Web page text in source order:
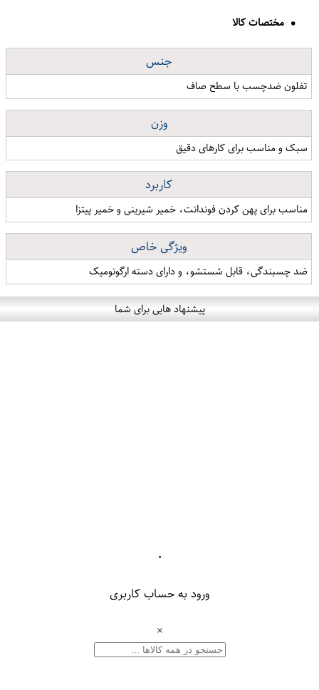
مختصات کالا
جنس
تفلون ضدچسب با سطح صاف
وزن
سبک و مناسب برای کارهای دقیق
کاربرد
مناسب برای پهن کردن فوندانت، خمیر شیرینی و خمیر پیتزا
ویژگی خاص
ضد چسبندگی، قابل شستشو، و دارای دسته ارگونومیک
پیشنهاد هایی برای شما
۰
ورود به حساب کاربری
×